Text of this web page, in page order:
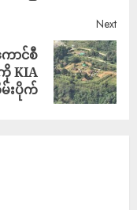
Next
ောင်စီ
KIA
းပိုက်